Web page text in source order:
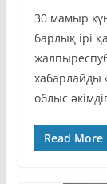
30 мамыр
барлық ірі
хабарлайды
облыс
Read More